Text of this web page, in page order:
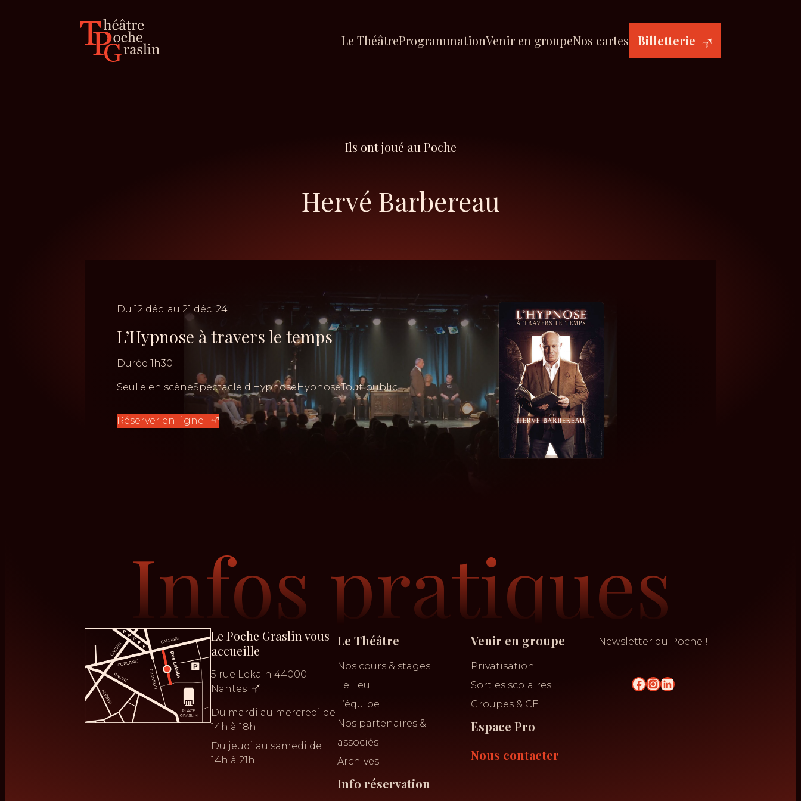
Le ThéâtreProgrammationVenir en groupeNos cartes Billetterie
Ils ont joué au Poche
Hervé Barbereau
Du 12 déc. au 21 déc. 24
L’Hypnose à travers le temps
Durée 1h30
Seul·e en scèneSpectacle d'HypnoseHypnoseTout public
Réserver en ligne
Infos pratiques
Le Poche Graslin vous
accueille
5 rue Lekain 44000
Nantes
Du mardi au mercredi de
14h à 18h
Du jeudi au samedi de
14h à 21h
Le Théâtre
Nos cours & stages
Le lieu
L’équipe
Nos partenaires &
associés
Archives
Info réservation
Venir en groupe
Privatisation
Sorties scolaires
Groupes & CE
Espace Pro
Nous contacter
Newsletter du Poche !